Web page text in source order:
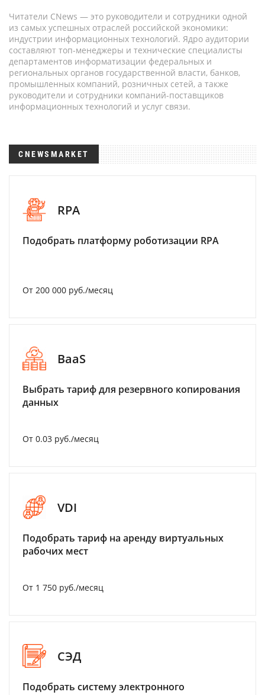
Читатели CNews — это руководители и сотрудники одной
из самых успешных отраслей российской экономики:
индустрии информационных технологий. Ядро аудитории
составляют топ-менеджеры и технические специалисты
департаментов информатизации федеральных и
региональных органов государственной власти, банков,
промышленных компаний, розничных сетей, а также
руководители и сотрудники компаний-поставщиков
информационных технологий и услуг связи.
CNEWSMARKET
RPA
Подобрать платформу роботизации RPA
От 200 000 руб./месяц
BaaS
Выбрать тариф для резервного копирования
данных
От 0.03 руб./месяц
VDI
Подобрать тариф на аренду виртуальных
рабочих мест
От 1 750 руб./месяц
СЭД
Подобрать систему электронного